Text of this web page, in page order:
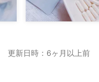
更新日時：6ヶ月以上前